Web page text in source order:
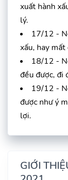
xuất hành
lý.
17/12 -
xấu, hay
18/12 -
đều được, đi
19/12 -
được như ý
lợi.
GIỚI